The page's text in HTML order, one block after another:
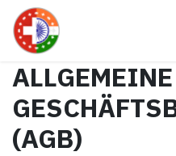
Skip to Content
ALLGEMEINE
(AGB)